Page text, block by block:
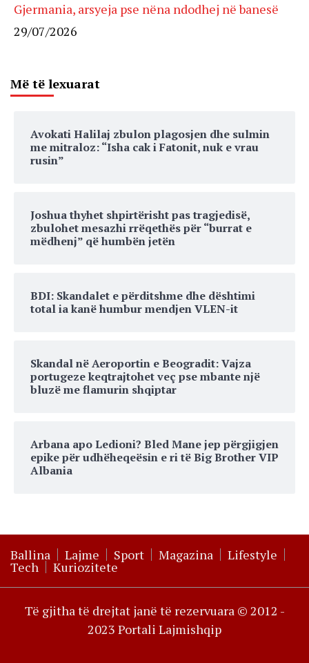
Gjermania, arsyeja pse nëna ndodhej në banesë
29/07/2026
Më të lexuarat
Avokati Halilaj zbulon plagosjen dhe sulmin
me mitraloz: “Isha cak i Fatonit, nuk e vrau
rusin”
Joshua thyhet shpirtërisht pas tragjedisë,
zbulohet mesazhi rrëqethës për “burrat e
mëdhenj” që humbën jetën
BDI: Skandalet e përditshme dhe dështimi
total ia kanë humbur mendjen VLEN-it
Skandal në Aeroportin e Beogradit: Vajza
portugeze keqtrajtohet veç pse mbante një
bluzë me flamurin shqiptar
Arbana apo Ledioni? Bled Mane jep përgjigjen
epike për udhëheqeësin e ri të Big Brother VIP
Albania
Ballina Lajme Sport Magazina Lifestyle
Tech Kuriozitete
Të gjitha të drejtat janë të rezervuara © 2012 -
2023 Portali Lajmishqip